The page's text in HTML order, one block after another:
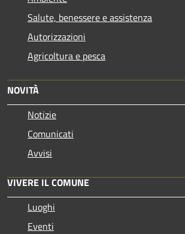
Salute, benessere e assistenza
Autorizzazioni
Agricoltura e pesca
NOVITÀ
Notizie
Comunicati
Avvisi
VIVERE IL COMUNE
Luoghi
Eventi